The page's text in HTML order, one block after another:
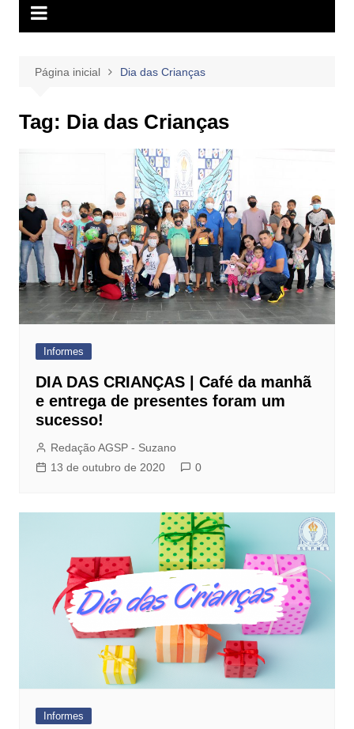
Página inicial Dia das Crianças
Tag: Dia das Crianças
Informes
DIA DAS CRIANÇAS | Café da manhã
e entrega de presentes foram um
sucesso!
Redação AGSP - Suzano
13 de outubro de 2020
0
Informes